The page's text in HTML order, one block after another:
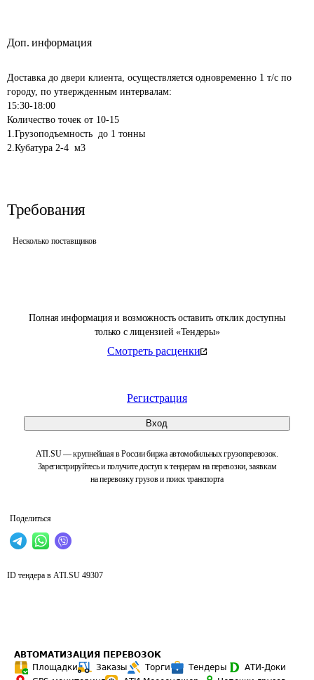
Полная информация и возможность оставить отклик доступны
только с лицензией «Тендеры»
Смотреть расценки
Регистрация
Вход
ATI.SU — крупнейшая в России биржа автомобильных грузоперевозок.
Зарегистрируйтесь и получите доступ к тендерам на перевозки, заявкам
на перевозку грузов и поиск транспорта
Поделиться
Доп. информация
Доставка до двери клиента, осуществляется одновременно 1 т/с по
городу, по утвержденным интервалам:
15:30-18:00
Количество точек от 10-15
1.Грузоподъемность  до 1 тонны
Требования
Несколько поставщиков
ID тендера в ATI.SU 49307
АВТОМАТИЗАЦИЯ ПЕРЕВОЗОК
Площадки
Заказы Торги Тендеры
АТИ-Доки